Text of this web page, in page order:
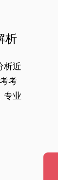
析
析近
考
专业